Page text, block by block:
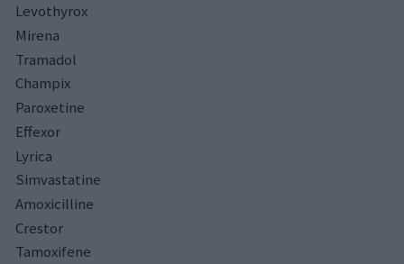
Levothyrox
Mirena
Tramadol
Champix
Paroxetine
Effexor
Lyrica
Simvastatine
Amoxicilline
Crestor
Tamoxifene